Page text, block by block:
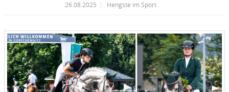
26.08.2025 Hengste im Sport